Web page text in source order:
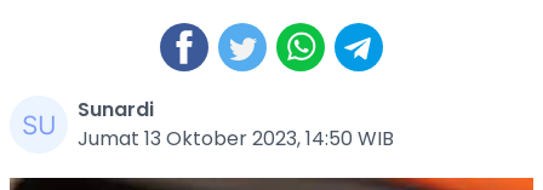
Sunardi
Jumat 13 Oktober 2023, 14:50 WIB